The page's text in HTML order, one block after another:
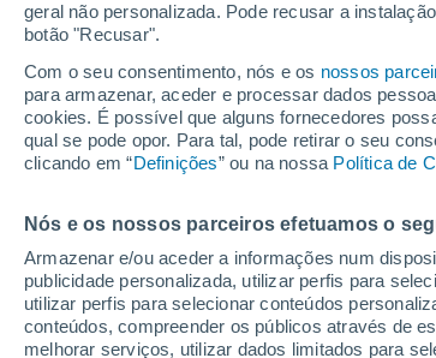
geral não personalizada. Pode recusar a
botão "Recusar".
Com o seu consentimento, nós e os nossos
para armazenar, aceder e processar dados
cookies. É possível que alguns fornecedores
qual se pode opor. Para tal, pode retirar o seu
clicando em “Definições” ou na nossa Política de
Nós e os nossos parceiros efetuamos o
Armazenar e/ou aceder a informações num
publicidade personalizada, utilizar perfis para
utilizar perfis para selecionar conteúdos
conteúdos, compreender os públicos através de
melhorar serviços, utilizar dados limitados para
Portugal: risco de trovoadas no
aumenta
O Tempo 1 - 7 Dias Atualidade Mapas
Sábado
15 Ago.
Domingo
16 Ago.
17